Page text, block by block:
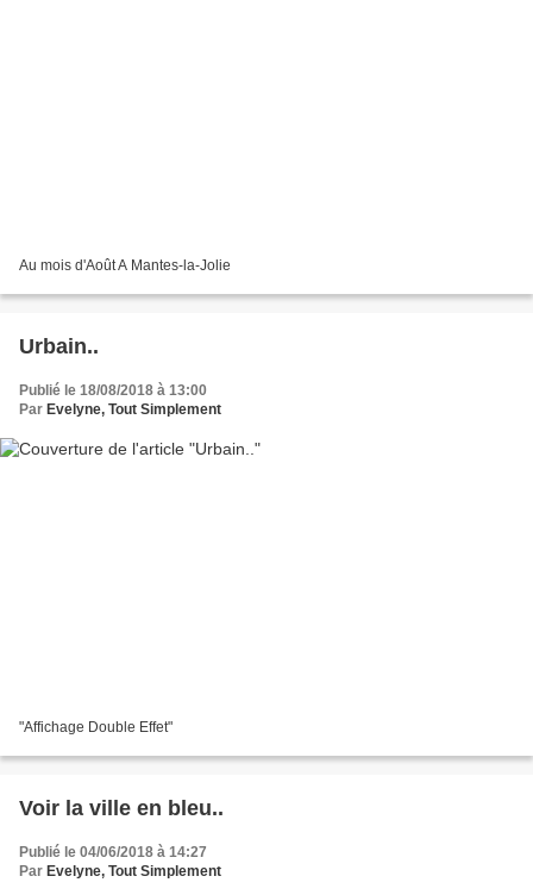
Au mois d'Août A Mantes-la-Jolie
Urbain..
Publié le 18/08/2018 à 13:00
Par Evelyne, Tout Simplement
"Affichage Double Effet"
Voir la ville en bleu..
Publié le 04/06/2018 à 14:27
Par Evelyne, Tout Simplement